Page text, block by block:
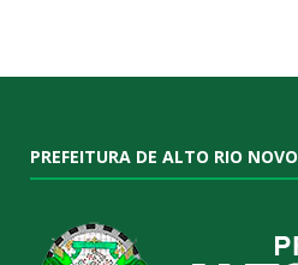
PREFEITURA DE ALTO RIO NOVO